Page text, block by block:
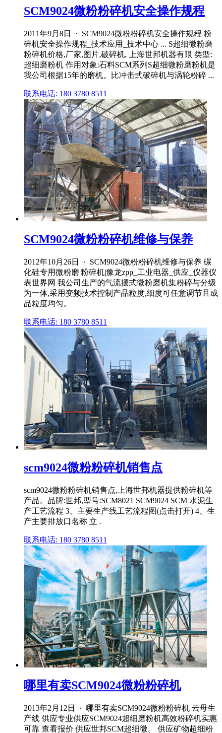
SCM9024微粉粉碎机安全操作规程
2011年9月8日 · SCM9024微粉粉碎机安全操作规程 粉
碎机安全操作规程_技术应用_技术中心 ... S超细微粉磨
粉碎机价格,厂家,图片,破碎机, 上海世邦机器有限 类型:
超细磨粉机 作用对象:石料SCM系列S超细微粉磨粉机是
我公司根据15年的磨机。比冲击式破碎机与涡轮粉碎 ...
联系电话: 180 3780 8511
SCM9024微粉粉碎机维修与保养
2012年10月26日 · SCM9024微粉粉碎机维修与保养 碳
化硅专用微粉磨|粉碎机|豫龙zpp_工业电器_供应_仪器仪
表世界网 我公司生产的气流摆式微粉磨机集粉碎与分级
为一体,采用变频技术控制产品粒度,细度可任意调节且成
品粒度均匀。
联系电话: 180 3780 8511
scm9024微粉粉碎机销售点
scm9024微粉粉碎机销售点,上海世邦机器提供粉碎机等
产品。品牌:世邦,型号:SCM8021 SCM9024 SCM 水泥生
产工艺流程 3、主要生产线工艺流程图(点击打开) 4、生
产主要排放口名称 立 .
联系电话: 180 3780 8511
哪里有卖SCM9024微粉粉碎机
2013年2月12日 · 哪里有卖SCM9024微粉粉碎机 云母生
产线 供应专业供应SCM9024超细磨粉机高效粉碎机实惠
可靠 查看报价 供应世邦SCM超细微。 供应矿物超细粉